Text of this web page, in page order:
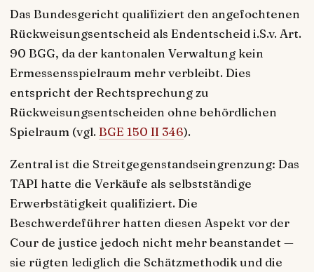
Das Bundesgericht qualifiziert den angefochtenen
Rückweisungsentscheid als Endentscheid i.S.v. Art.
90 BGG, da der kantonalen Verwaltung kein
Ermessensspielraum mehr verbleibt. Dies
entspricht der Rechtsprechung zu
Rückweisungsentscheiden ohne behördlichen
Spielraum (vgl.BGE 150 II 346).
Zentral ist die Streitgegenstandseingrenzung: Das
TAPI hatte die Verkäufe als selbstständige
Erwerbstätigkeit qualifiziert. Die
Beschwerdeführer hatten diesen Aspekt vor der
Cour de justice jedoch nicht mehr beanstandet —
sie rügten lediglich die Schätzmethodik und die